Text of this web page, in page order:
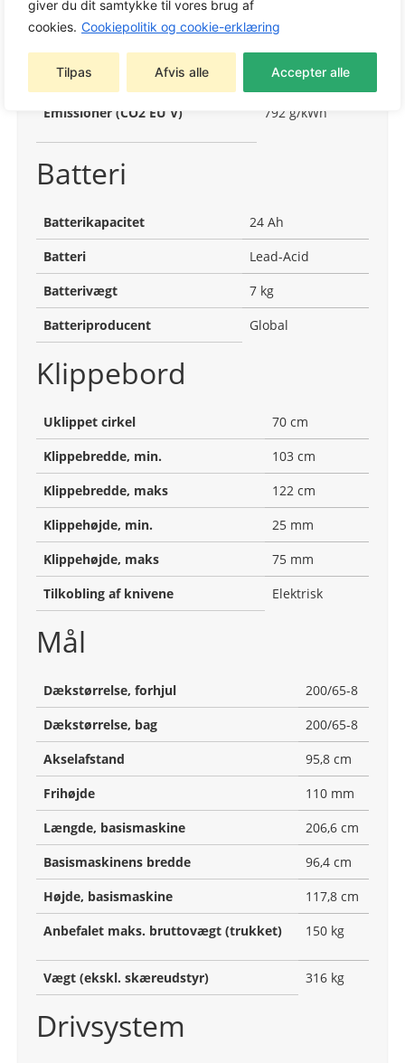
giver du dit samtykke til vores brug af
cookies. Cookiepolitik og cookie-erklæring
Tilpas Afvis alle Accepter alle
Oliefilter
Emission
Emissioner (CO2 EU V) 792 g/kWh
Batteri
Batterikapacitet
24 Ah
Batteri
Lead-Acid
Batterivægt
7 kg
Batteriproducent
Global
Klippebord
Uklippet cirkel
70 cm
Klippebredde, min.
103 cm
Klippebredde, maks
122 cm
Klippehøjde, min.
25 mm
Klippehøjde, maks
75 mm
Tilkobling af knivene
Elektrisk
Mål
Dækstørrelse, forhjul
200/65-8
Dækstørrelse, bag
200/65-8
Akselafstand
95,8 cm
Frihøjde
110 mm
Længde, basismaskine
206,6 cm
Basismaskinens bredde
96,4 cm
Højde, basismaskine
117,8 cm
Anbefalet maks. bruttovægt (trukket)
150 kg
Vægt (ekskl. skæreudstyr) 316 kg
Drivsystem